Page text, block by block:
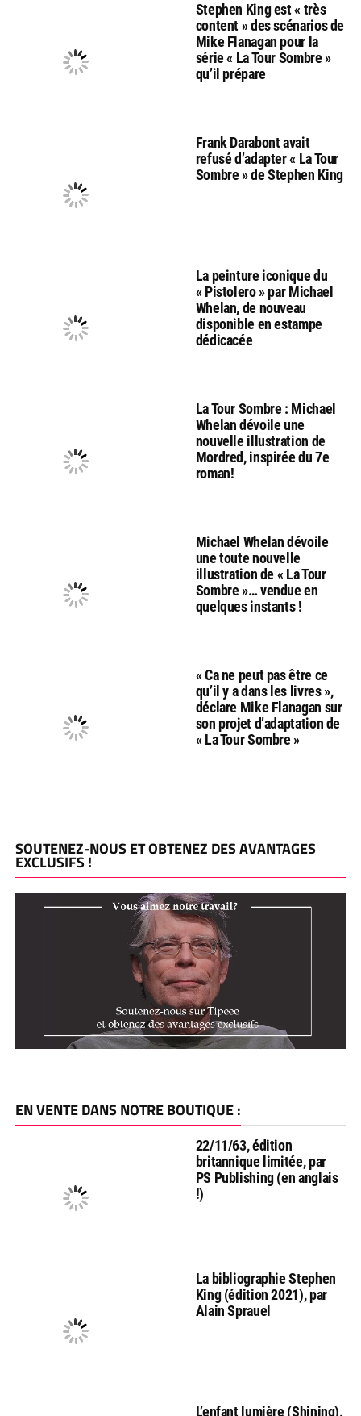
Stephen King est « très
content » des scénarios de
Mike Flanagan pour la
série « La Tour Sombre »
qu’il prépare
Frank Darabont avait
refusé d’adapter « La Tour
Sombre » de Stephen King
La peinture iconique du
« Pistolero » par Michael
Whelan, de nouveau
disponible en estampe
dédicacée
La Tour Sombre : Michael
Whelan dévoile une
nouvelle illustration de
Mordred, inspirée du 7e
roman!
Michael Whelan dévoile
une toute nouvelle
illustration de « La Tour
Sombre »… vendue en
quelques instants !
« Ca ne peut pas être ce
qu’il y a dans les livres »,
déclare Mike Flanagan sur
son projet d’adaptation de
« La Tour Sombre »
SOUTENEZ-NOUS ET OBTENEZ DES AVANTAGES
EXCLUSIFS !
EN VENTE DANS NOTRE BOUTIQUE :
22/11/63, édition
britannique limitée, par
PS Publishing (en anglais
!)
La bibliographie Stephen
King (édition 2021), par
Alain Sprauel
L’enfant lumière (Shining),